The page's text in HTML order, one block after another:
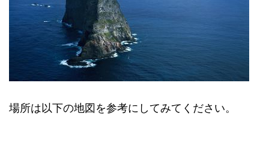
場所は以下の地図を参考にしてみてください。